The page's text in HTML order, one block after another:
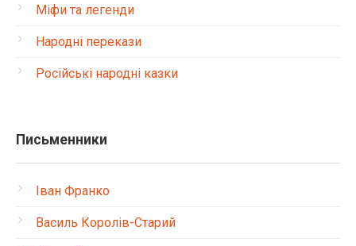
Міфи та легенди
Народні перекази
Російські народні казки
Письменники
Іван Франко
Василь Королів-Старий